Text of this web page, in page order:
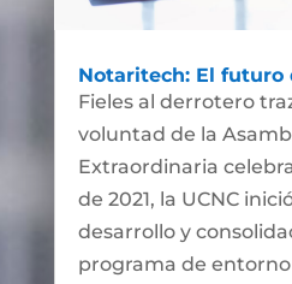
Notaritech: El futuro
Fieles al derrotero
voluntad de la
Extraordinaria
de 2021, la UCNC
desarrollo y
programa de